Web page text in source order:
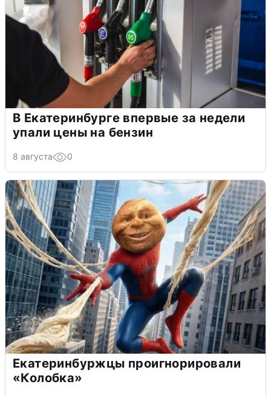
В Екатеринбурге впервые за недели
упали цены на бензин
8 августа 0
Екатеринбуржцы проигнорировали
«Колобка»